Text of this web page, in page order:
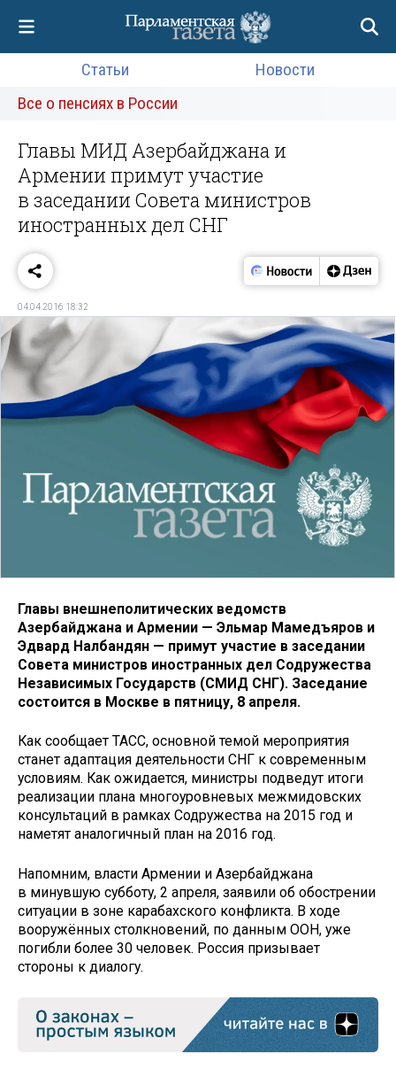
Статьи
Новости
Все о пенсиях в России
Главы МИД Азербайджана и
Армении примут участие
в заседании Совета министров
иностранных дел СНГ
04.04.2016 18:32
Главы внешнеполитических ведомств
Азербайджана и Армении — Эльмар Мамедъяров и
Эдвард Налбандян — примут участие в заседании
Совета министров иностранных дел Содружества
Независимых Государств (СМИД СНГ). Заседание
состоится в Москве в пятницу, 8 апреля.
Как сообщает ТАСС, основной темой мероприятия
станет адаптация деятельности СНГ к современным
условиям. Как ожидается, министры подведут итоги
реализации плана многоуровневых межмидовских
консультаций в рамках Содружества на 2015 год и
наметят аналогичный план на 2016 год.
Напомним, власти Армении и Азербайджана
в минувшую субботу, 2 апреля, заявили об обострении
ситуации в зоне карабахского конфликта. В ходе
вооружённых столкновений, по данным ООН, уже
погибли более 30 человек. Россия призывает
стороны к диалогу.